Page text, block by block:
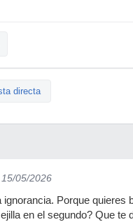
directa
05/2026
ignorancia. Porque quieres
en el segundo? Que te